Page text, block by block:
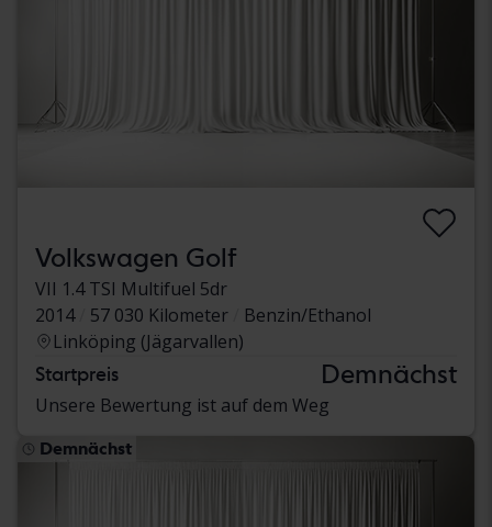
Volkswagen Golf
VII 1.4 TSI Multifuel 5dr
2014
57 030 Kilometer
Benzin/Ethanol
Linköping (Jägarvallen)
Startpreis Demnächst
Unsere Bewertung ist auf dem Weg
Demnächst